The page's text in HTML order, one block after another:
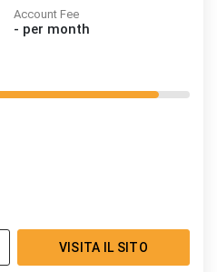
Account Fee
- per month
VISITA IL SITO